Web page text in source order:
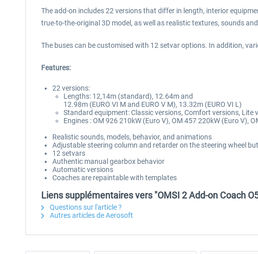
The add-on includes 22 versions that differ in length, interior
true-to-the-original 3D model, as well as realistic textures, sounds
The buses can be customised with 12 setvar options. In addition,
Features:
22 versions:
Lengths: 12,14m (standard), 12.64m and
12.98m (EURO VI M and EURO V M), 13.32m (EURO VI L)
Standard equipment: Classic versions, Comfort versions, Lite
Engines : OM 926 210kW (Euro V), OM 457 220kW (Euro V),
Realistic sounds, models, behavior, and animations
Adjustable steering column and retarder on the steering wheel
12 setvars
Authentic manual gearbox behavior
Automatic versions
Coaches are repaintable with templates
Liens supplémentaires vers "OMSI 2 Add-on Coach
Questions sur l'article ?
Autres articles de Aerosoft